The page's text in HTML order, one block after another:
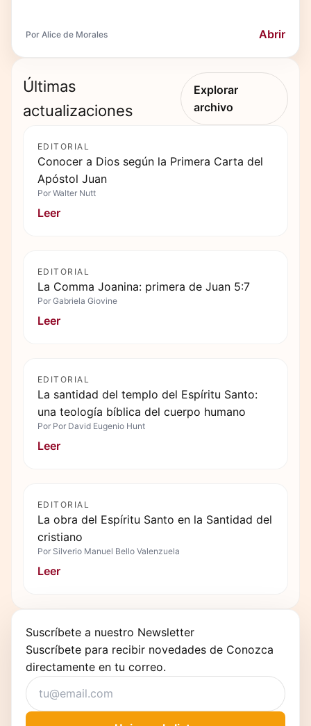
Por Alice de Morales Abrir
Últimas
actualizaciones
Explorar
archivo
EDITORIAL
Conocer a Dios según la Primera Carta del
Apóstol Juan
Por Walter Nutt
Leer
EDITORIAL
La Comma Joanina: primera de Juan 5:7
Por Gabriela Giovine
Leer
EDITORIAL
La santidad del templo del Espíritu Santo:
una teología bíblica del cuerpo humano
Por Por David Eugenio Hunt
Leer
EDITORIAL
La obra del Espíritu Santo en la Santidad del
cristiano
Por Silverio Manuel Bello Valenzuela
Leer
Suscríbete a nuestro Newsletter
Suscríbete para recibir novedades de Conozca
directamente en tu correo.